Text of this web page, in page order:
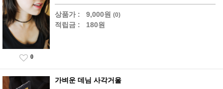
상품가 : 9,000원 (0)
적립금 : 180원
0
가벼운 데님 사각거울